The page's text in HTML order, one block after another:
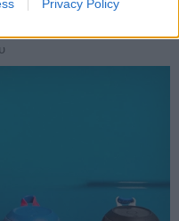
Privacy Policy
σημαντικά την σειρά